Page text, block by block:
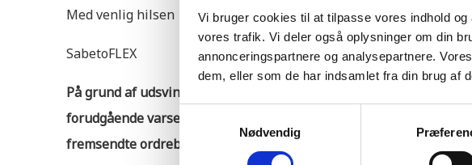
Vi bruger cookies til at tilpasse vores indhold
vores trafik. Vi deler også oplysninger om din
annonceringspartnere og analysepartnere.
dem, eller som de har indsamlet fra din brug af
Samtykkevalg
Nødvendig
Med venlig hilsen
SabetoFLEX
På grund af udsving på verdensmarkedet for råvarer og
forudgående varsel. Alle afgivne ordrer afregnes dog altid i
fremsendte ordrebekræftelse.